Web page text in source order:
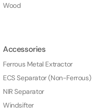
Wood
Accessories
Ferrous Metal Extractor
ECS Separator (Non-Ferrous)
NIR Separator
Windsifter